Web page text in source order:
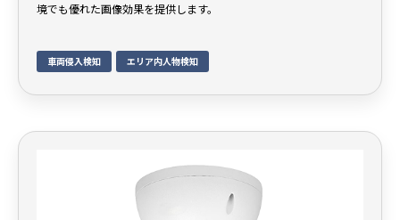
境でも優れた画像効果を提供します。
車両侵入検知 エリア内人物検知